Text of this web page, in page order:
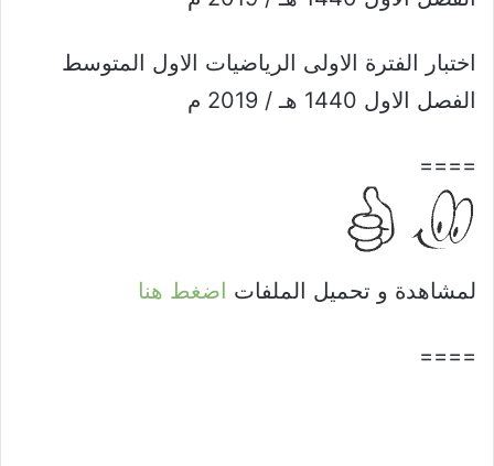
اختبار الفترة الاولى الرياضيات الاول المتوسط
الفصل الاول 1440 هـ / 2019 م
====
لمشاهدة و تحميل الملفات اضغط هنا
====